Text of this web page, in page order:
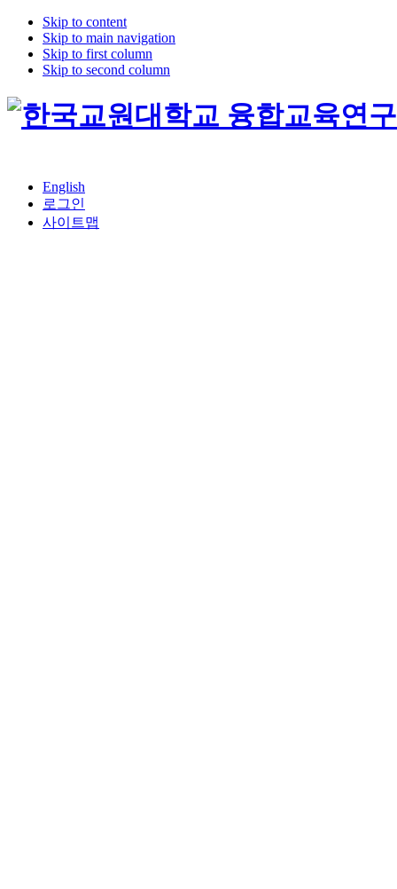
Skip to content
Skip to main navigation
Skip to first column
Skip to second column
English
로그인
사이트맵